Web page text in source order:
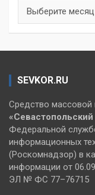
SEVKOR.RU
Средство массовой
«Севастопольский
Федеральной
информационных
(Роскомнадзор) в
информации от
ЭЛ № ФС 77–76715